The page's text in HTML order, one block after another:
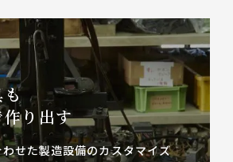
も
り出す
せた製造設備のカスタマイズ